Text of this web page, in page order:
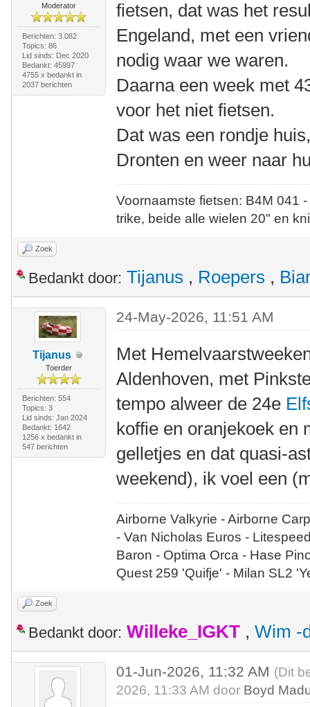
Moderator
Berichten: 3.082
Topics: 86
Lid sinds: Dec 2020
Bedankt: 45997
4755 x bedankt in
2037 berichten
fietsen, dat was het
Engeland, met een
nodig waar we waren.
Daarna een week met
voor het niet fietsen.
Dat was een rondje
Dronten en weer naar
Voornaamste fietsen: B4M
trike, beide alle wielen 20" en
Zoek
Bedankt door: Tijanus , Roepers ,
Tijanus
Toerder
Berichten: 554
Topics: 3
Lid sinds: Jan 2024
Bedankt: 1642
1256 x bedankt in
547 berichten
24-May-2026, 11:51 AM
Met
Aldenhoven, met
tempo alweer de 24e
koffie en oranjekoek en
gelletjes en dat quasi-
weekend), ik voel een
Airborne Valkyrie - Airborne
- Van Nicholas Euros -
Baron - Optima Orca - Hase
Quest 259 'Quifje' - Milan SL2
Zoek
Bedankt door: Willeke_IGKT , Wim -
01-Jun-2026, 11:32 AM (Dit
2026, 11:33 AM door Boyd